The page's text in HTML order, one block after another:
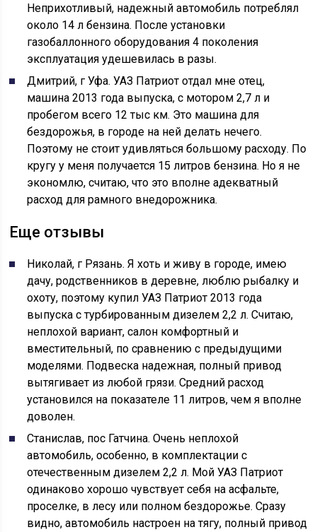
Неприхотливый, надежный автомобиль потреблял
около 14 л бензина. После установки
газобаллонного оборудования 4 поколения
эксплуатация удешевилась в разы.
Дмитрий, г Уфа. УАЗ Патриот отдал мне отец,
машина 2013 года выпуска, с мотором 2,7 л и
пробегом всего 12 тыс км. Это машина для
бездорожья, в городе на ней делать нечего.
Поэтому не стоит удивляться большому расходу. По
кругу у меня получается 15 литров бензина. Но я не
экономлю, считаю, что это вполне адекватный
расход для рамного внедорожника.
Еще отзывы
Николай, г Рязань. Я хоть и живу в городе, имею
дачу, родственников в деревне, люблю рыбалку и
охоту, поэтому купил УАЗ Патриот 2013 года
выпуска с турбированным дизелем 2,2 л. Считаю,
неплохой вариант, салон комфортный и
вместительный, по сравнению с предыдущими
моделями. Подвеска надежная, полный привод
вытягивает из любой грязи. Средний расход
установился на показателе 11 литров, чем я вполне
доволен.
Станислав, пос Гатчина. Очень неплохой
автомобиль, особенно, в комплектации с
отечественным дизелем 2,2 л. Мой УАЗ Патриот
одинаково хорошо чувствует себя на асфальте,
проселке, в лесу или полном бездорожье. Сразу
видно, автомобиль настроен на тягу, полный привод